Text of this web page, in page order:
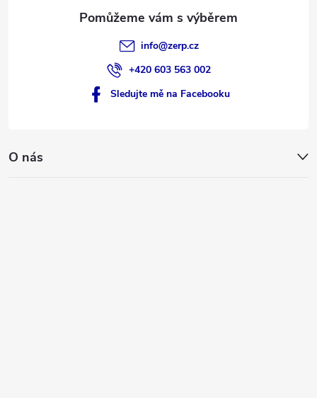
info@zerp.cz
+420 603 563 002
Sledujte mě na Facebooku
O nás